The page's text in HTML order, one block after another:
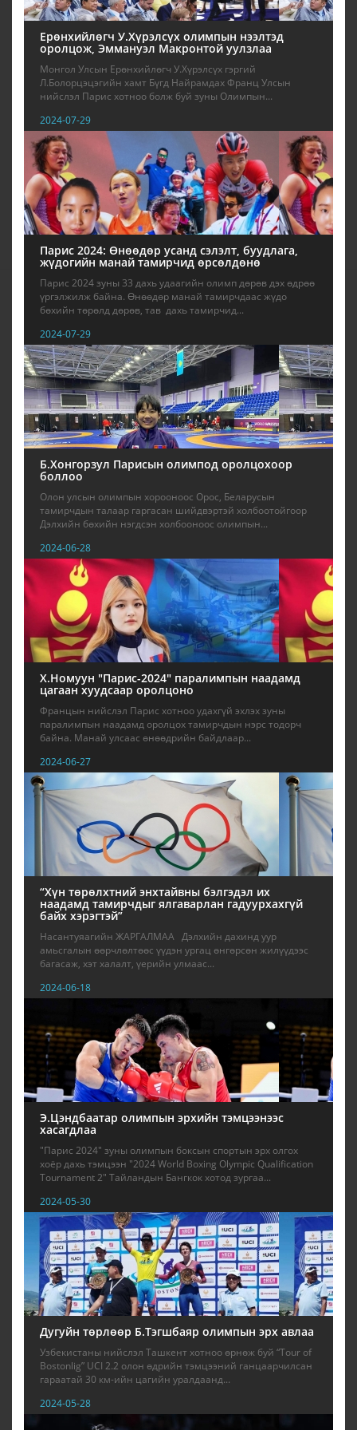
Ерөнхийлөгч У.Хүрэлсүх олимпын нээлтэд
оролцож, Эммануэл Макронтой уулзлаа
Монгол Улсын Ерөнхийлөгч У.Хүрэлсүх гэргий
Л.Болорцэцэгийн хамт Бүгд Найрамдах Франц Улсын
нийслэл Парис хотноо болж буй зуны Олимпын...
2024-07-29
Парис 2024: Өнөөдөр усанд сэлэлт, буудлага,
жүдогийн манай тамирчид өрсөлдөнө
Парис 2024 зуны 33 дахь удаагийн олимп дөрөв дэх өдрөө
үргэлжилж байна. Өнөөдөр манай тамирчдаас жүдо
бөхийн төрөлд дөрөв, тав дахь тамирчид...
2024-07-29
Б.Хонгорзул Парисын олимпод оролцохоор
боллоо
Олон улсын олимпын хорооноос Орос, Беларусын
тамирчдын талаар гаргасан шийдвэртэй холбоотойгоор
Дэлхийн бөхийн нэгдсэн холбооноос олимпын...
2024-06-28
Х.Номуун "Парис-2024" паралимпын наадамд
цагаан хуудсаар оролцоно
Францын нийслэл Парис хотноо удахгүй эхлэх зуны
паралимпын наадамд оролцох тамирчдын нэрс тодорч
байна. Манай улсаас өнөөдрийн байдлаар...
2024-06-27
“Хүн төрөлхтний энхтайвны бэлгэдэл их
наадамд тамирчдыг ялгаварлан гадуурхахгүй
байх хэрэгтэй”
Насантуяагийн ЖАРГАЛМАА Дэлхийн дахинд уур
амьсгалын өөрчлөлтөөс үүдэн ургац өнгөрсөн жилүүдээс
багасаж, хэт халалт, үерийн улмаас...
2024-06-18
Э.Цэндбаатар олимпын эрхийн тэмцээнээс
хасагдлаа
"Парис 2024" зуны олимпын боксын спортын эрх олгох
хоёр дахь тэмцээн "2024 World Boxing Olympic Qualification
Tournament 2" Тайландын Бангкок хотод зургаа...
2024-05-30
Дугуйн төрлөөр Б.Тэгшбаяр олимпын эрх авлаа
Узбекистаны нийслэл Ташкент хотноо өрнөж буй “Tour of
Bostonlig” UCI 2.2 олон өдрийн тэмцээний ганцаарчилсан
гараатай 30 км-ийн цагийн уралдаанд...
2024-05-28